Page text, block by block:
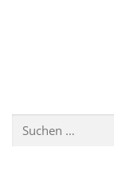
nach: